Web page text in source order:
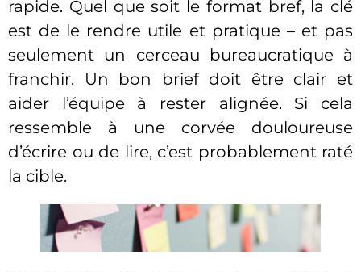
rapide. Quel que soit le format bref, la clé
est de le rendre utile et pratique – et pas
seulement un cerceau bureaucratique à
franchir. Un bon brief doit être clair et
aider l’équipe à rester alignée. Si cela
ressemble à une corvée douloureuse
d’écrire ou de lire, c’est probablement raté
la cible.